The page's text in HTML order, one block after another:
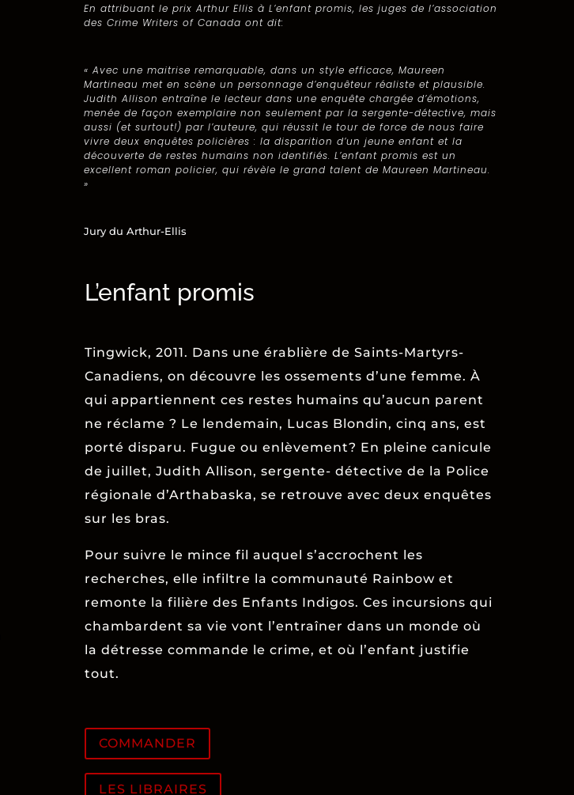
En attribuant le prix Arthur Ellis à L’enfant promis, les juges de l’association
des Crime Writers of Canada ont dit:
« Avec une maitrise remarquable, dans un style efficace, Maureen
Martineau met en scène un personnage d’enquêteur réaliste et plausible.
Judith Allison entraîne le lecteur dans une enquête chargée d’émotions,
menée de façon exemplaire non seulement par la sergente-détective, mais
aussi (et surtout!) par l’auteure, qui réussit le tour de force de nous faire
vivre deux enquêtes policières : la disparition d’un jeune enfant et la
découverte de restes humains non identifiés. L’enfant promis est un
excellent roman policier, qui révèle le grand talent de Maureen Martineau.
»
Jury du Arthur-Ellis
L’enfant promis
Tingwick, 2011. Dans une érablière de Saints-Martyrs-
Canadiens, on découvre les ossements d’une femme. À
qui appartiennent ces restes humains qu’aucun parent
ne réclame ? Le lendemain, Lucas Blondin, cinq ans, est
porté disparu. Fugue ou enlèvement? En pleine canicule
de juillet, Judith Allison, sergente- détective de la Police
régionale d’Arthabaska, se retrouve avec deux enquêtes
sur les bras.
Pour suivre le mince fil auquel s’accrochent les
recherches, elle infiltre la communauté Rainbow et
remonte la filière des Enfants Indigos. Ces incursions qui
chambardent sa vie vont l’entraîner dans un monde où
la détresse commande le crime, et où l’enfant justifie
tout.
COMMANDER
LES LIBRAIRES